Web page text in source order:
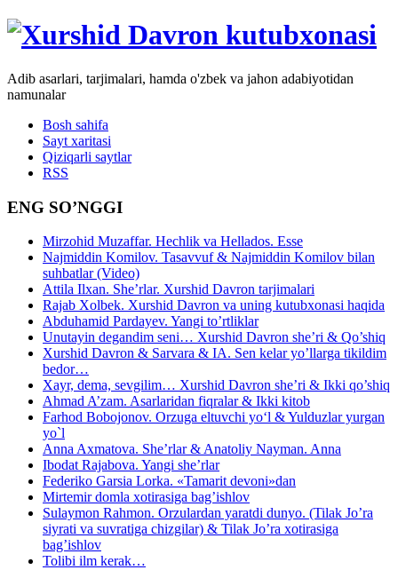
Adib asarlari, tarjimalari, hamda o'zbek va jahon adabiyotidan
namunalar
Bosh sahifa
Sayt xaritasi
Qiziqarli saytlar
RSS
ENG SO’NGGI
Mirzohid Muzaffar. Hechlik va Hellados. Esse
Najmiddin Komilov. Tasavvuf & Najmiddin Komilov bilan
suhbatlar (Video)
Attila Ilxan. She’rlar. Xurshid Davron tarjimalari
Rajab Xolbek. Xurshid Davron va uning kutubxonasi haqida
Abduhamid Pardayev. Yangi to’rtliklar
Unutayin degandim seni… Xurshid Davron she’ri & Qo’shiq
Xurshid Davron & Sarvara & IA. Sen kelar yo’llarga tikildim
bedor…
Xayr, dema, sevgilim… Xurshid Davron she’ri & Ikki qo’shiq
Ahmad A’zam. Asarlaridan fiqralar & Ikki kitob
Farhod Bobojonov. Orzuga eltuvchi yo‘l & Yulduzlar yurgan
yo`l
Anna Axmatova. She’rlar & Anatoliy Nayman. Anna
Ibodat Rajabova. Yangi she’rlar
Federiko Garsia Lorka. «Tamarit devoni»dan
Mirtemir domla xotirasiga bag’ishlov
Sulaymon Rahmon. Orzulardan yaratdi dunyo. (Tilak Jo’ra
siyrati va suvratiga chizgilar) & Tilak Jo’ra xotirasiga
bag’ishlov
Tolibi ilm kerak…